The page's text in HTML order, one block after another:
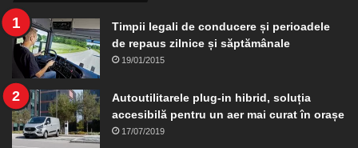
Timpii legali de conducere și perioadele
de repaus zilnice și săptămânale
19/01/2015
Autoutilitarele plug-in hibrid, soluția
accesibilă pentru un aer mai curat în orașe
17/07/2019